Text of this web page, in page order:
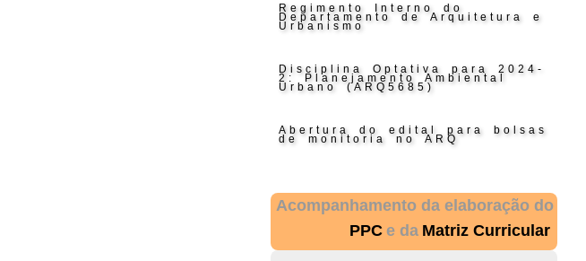
Regimento Interno do
Departamento de Arquitetura e
Urbanismo
Disciplina Optativa para 2024-
2: Planejamento Ambiental
Urbano (ARQ5685)
Abertura do edital para bolsas
de monitoria no ARQ
Acompanhamento da elaboração do
PPC e da Matriz Curricular